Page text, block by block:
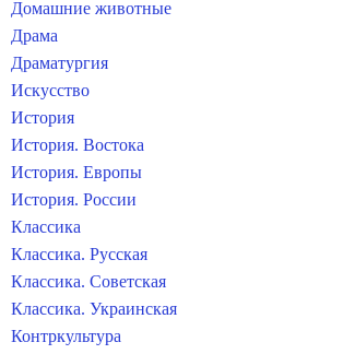
Домашние животные
Драма
Драматургия
Искусство
История
История. Востока
История. Европы
История. России
Классика
Классика. Русская
Классика. Советская
Классика. Украинская
Контркультура